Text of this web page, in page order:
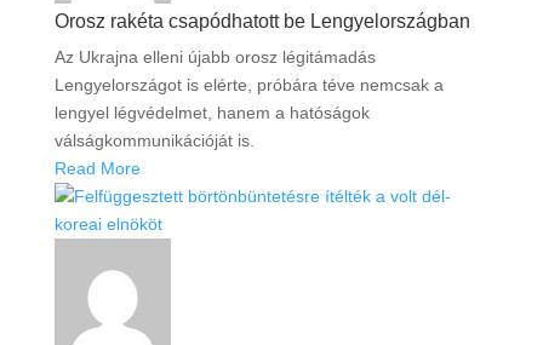
Orosz rakéta csapódhatott be Lengyelországban
Az Ukrajna elleni újabb orosz légitámadás
Lengyelországot is elérte, próbára téve nemcsak a
lengyel légvédelmet, hanem a hatóságok
válságkommunikációját is.
Read More